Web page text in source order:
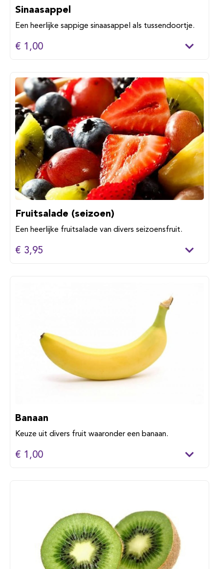
Sinaasappel
Een heerlijke sappige sinaasappel als tussendoortje.
€ 1,00
Fruitsalade (seizoen)
Een heerlijke fruitsalade van divers seizoensfruit.
€ 3,95
Banaan
Keuze uit divers fruit waaronder een banaan.
€ 1,00